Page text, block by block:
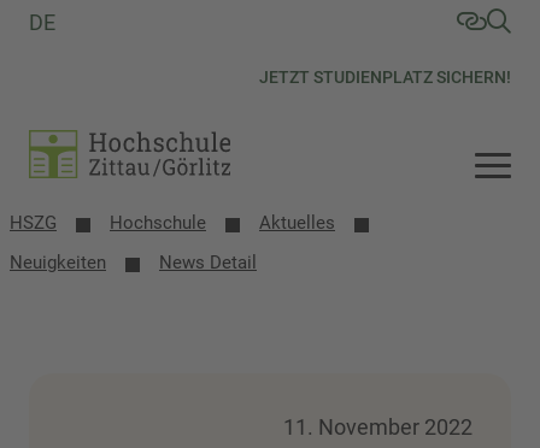
JETZT STUDIENPLATZ SICHERN!
DE
HSZG Hochschule
Aktuelles
Neuigkeiten
News Detail
11. November 2022